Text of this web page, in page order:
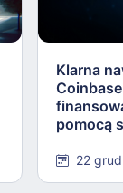
Klarna
pomocą
22